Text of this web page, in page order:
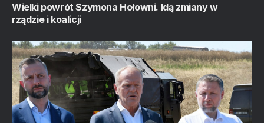
Wielki powrót Szymona Hołowni. Idą zmiany w
rządzie i koalicji